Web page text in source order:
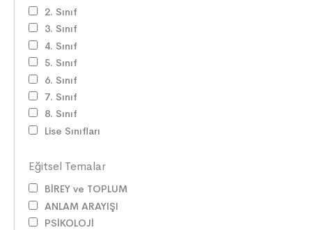
2. Sınıf
3. Sınıf
4. Sınıf
5. Sınıf
6. Sınıf
7. Sınıf
8. Sınıf
Lise Sınıfları
Eğitsel Temalar
BİREY ve TOPLUM
ANLAM ARAYIŞI
PSİKOLOJİ